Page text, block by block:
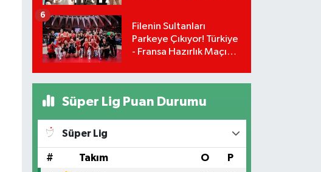
Filenin Sultanları
Parkeye Çıkıyor! Türkiye
- Fransa Hazırlık Maçı
6
Süper Lig Puan Durumu
Süper Lig
# Takım O P